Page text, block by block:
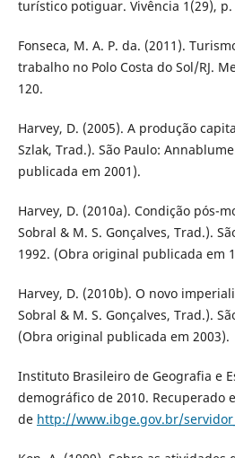
turístico potiguar. Vivência 1(29), p.
Fonseca, M. A. P. da. (2011).
trabalho no Polo Costa do Sol/RJ.
120.
Harvey, D. (2005). A produção
Szlak, Trad.). São Paulo:
publicada em 2001).
Harvey, D. (2010a). Condição pós-
Sobral & M. S. Gonçalves, Trad.).
1992. (Obra original publicada em
Harvey, D. (2010b). O novo
Sobral & M. S. Gonçalves, Trad.).
(Obra original publicada em 2003).
Instituto Brasileiro de Geografia e
demográfico de 2010. Recuperado
de http://www.ibge.gov.br/